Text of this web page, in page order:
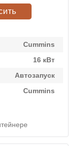
Cummins
16 кВт
Автозапуск
Cummins